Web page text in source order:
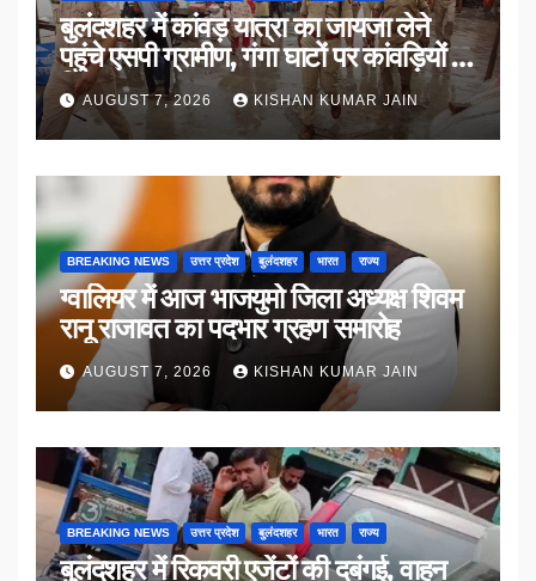
बुलंदशहर में कांवड़ यात्रा का जायजा लेने
पहुंचे एसपी ग्रामीण, गंगा घाटों पर कांवड़ियों से
किया संवाद
AUGUST 7, 2026 KISHAN KUMAR JAIN
BREAKING NEWS उत्तर प्रदेश बुलंदशहर भारत राज्य
ग्वालियर में आज भाजयुमो जिला अध्यक्ष शिवम
रानू राजावत का पदभार ग्रहण समारोह
AUGUST 7, 2026 KISHAN KUMAR JAIN
BREAKING NEWS उत्तर प्रदेश बुलंदशहर भारत राज्य
बुलंदशहर में रिकवरी एजेंटों की दबंगई, वाहन